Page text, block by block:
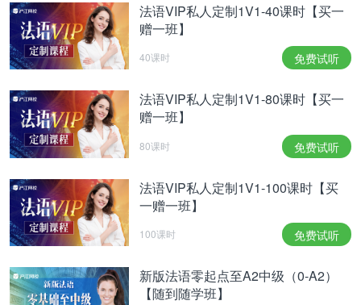
法语VIP私人定制1V1-40课时【买一
赠一班】
40课时 免费试听
法语VIP私人定制1V1-80课时【买一
赠一班】
80课时 免费试听
法语VIP私人定制1V1-100课时【买
一赠一班】
100课时 免费试听
新版法语零起点至A2中级（0-A2）
【随到随学班】